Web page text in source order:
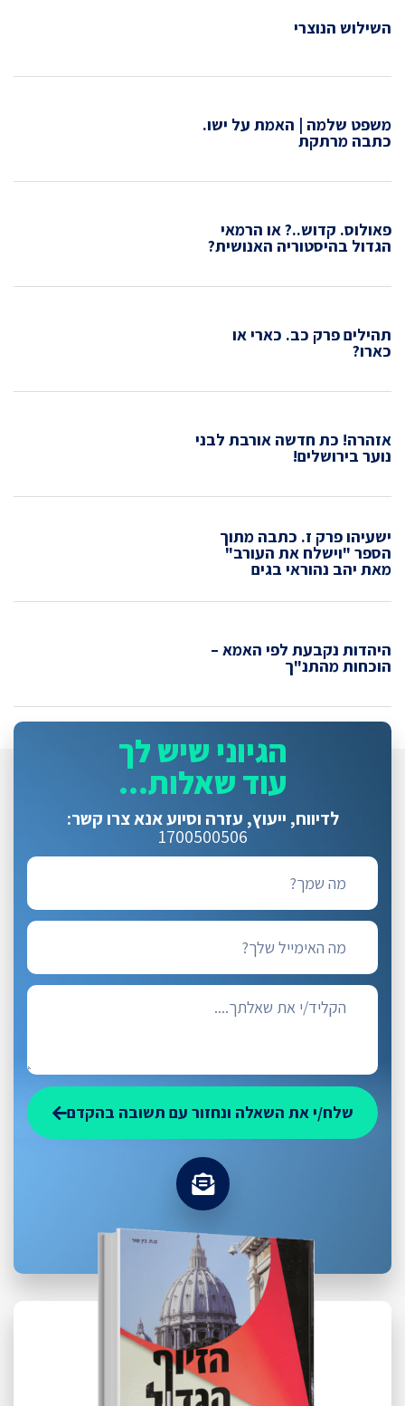
השילוש הנוצרי
משפט שלמה | האמת על ישו.
כתבה מרתקת
פאולוס. קדוש..? או הרמאי
הגדול בהיסטוריה האנושית?
תהילים פרק כב. כארי או
כארו?
אזהרה! כת חדשה אורבת לבני
נוער בירושלים!
ישעיהו פרק ז. כתבה מתוך
הספר "וישלח את העורב"
מאת יהב נהוראי בגים
היהדות נקבעת לפי האמא –
הוכחות מהתנ"ך
הגיוני שיש לך
עוד שאלות...
לדיווח, ייעוץ, עזרה וסיועאנא צרו קשר:
1700500506
שלח/י את השאלה ונחזור עם תשובה בהקדם